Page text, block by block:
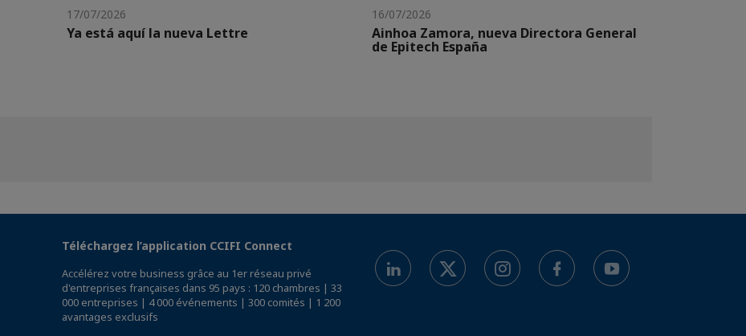
17/07/2026
Ya está aquí la nueva Lettre
16/07/2026
Ainhoa Zamora, nueva Directora General
de Epitech España
Téléchargez l’application CCIFI Connect
Accélérez votre business grâce au 1er réseau privé
d'entreprises françaises dans 95 pays : 120 chambres | 33
000 entreprises | 4 000 événements | 300 comités | 1 200
avantages exclusifs